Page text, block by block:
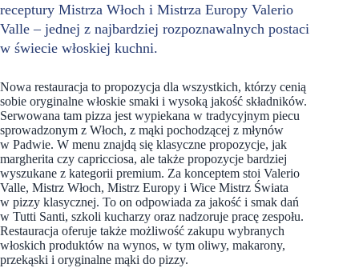
receptury Mistrza Włoch i Mistrza Europy Valerio
Valle – jednej z najbardziej rozpoznawalnych postaci
w świecie włoskiej kuchni.
Nowa restauracja to propozycja dla wszystkich, którzy cenią
sobie oryginalne włoskie smaki i wysoką jakość składników.
Serwowana tam pizza jest wypiekana w tradycyjnym piecu
sprowadzonym z Włoch, z mąki pochodzącej z młynów
w Padwie. W menu znajdą się klasyczne propozycje, jak
margherita czy capricciosa, ale także propozycje bardziej
wyszukane z kategorii premium. Za konceptem stoi Valerio
Valle, Mistrz Włoch, Mistrz Europy i Wice Mistrz Świata
w pizzy klasycznej. To on odpowiada za jakość i smak dań
w Tutti Santi, szkoli kucharzy oraz nadzoruje pracę zespołu.
Restauracja oferuje także możliwość zakupu wybranych
włoskich produktów na wynos, w tym oliwy, makarony,
przekąski i oryginalne mąki do pizzy.